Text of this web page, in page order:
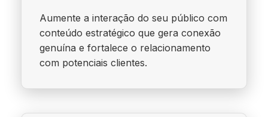
Aumente a interação do seu público com
conteúdo estratégico que gera conexão
genuína e fortalece o relacionamento
com potenciais clientes.